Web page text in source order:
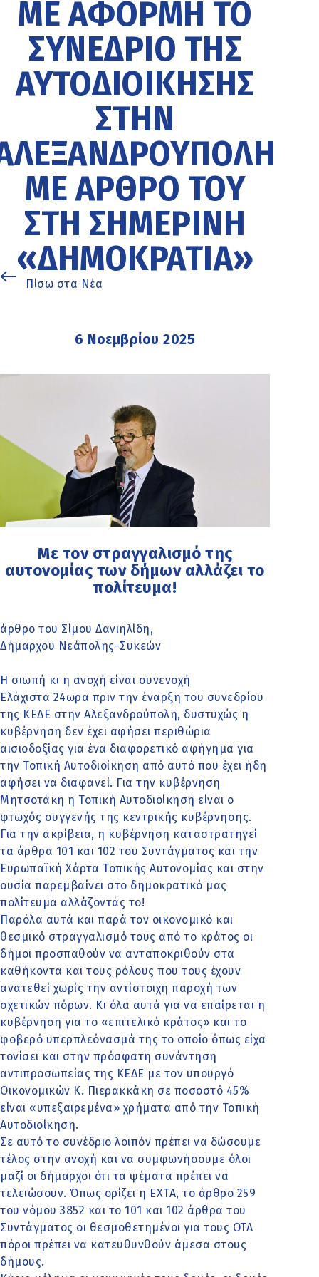
ΜΕ ΑΦΟΡΜΉ ΤΟ
ΣΥΝΈΔΡΙΟ ΤΗΣ
ΑΥΤΟΔΙΟΊΚΗΣΗΣ
ΣΤΗΝ
ΜΕ ΆΡΘΡΟ ΤΟΥ
ΣΤΗ ΣΗΜΕΡΙΝΉ
«ΔΗΜΟΚΡΑΤΊΑ»
Πίσω στα Νέα
6 Νοεμβρίου 2025
Με τον στραγγαλισμό της
αυτονομίας των δήμων αλλάζει το
πολίτευμα!
άρθρο του Σίμου Δανιηλίδη,
Δήμαρχου Νεάπολης-Συκεών
Η σιωπή κι η ανοχή είναι συνενοχή
Ελάχιστα 24ωρα πριν την έναρξη του συνεδρίου
της ΚΕΔΕ στην Αλεξανδρούπολη, δυστυχώς η
κυβέρνηση δεν έχει αφήσει περιθώρια
αισιοδοξίας για ένα διαφορετικό αφήγημα για
την Τοπική Αυτοδιοίκηση από αυτό που έχει ήδη
αφήσει να διαφανεί. Για την κυβέρνηση
Μητσοτάκη η Τοπική Αυτοδιοίκηση είναι ο
φτωχός συγγενής της κεντρικής κυβέρνησης.
Για την ακρίβεια, η κυβέρνηση καταστρατηγεί
τα άρθρα 101 και 102 του Συντάγματος και την
Ευρωπαϊκή Χάρτα Τοπικής Αυτονομίας και στην
ουσία παρεμβαίνει στο δημοκρατικό μας
πολίτευμα αλλάζοντάς το!
Παρόλα αυτά και παρά τον οικονομικό και
θεσμικό στραγγαλισμό τους από το κράτος οι
δήμοι προσπαθούν να ανταποκριθούν στα
καθήκοντα και τους ρόλους που τους έχουν
ανατεθεί χωρίς την αντίστοιχη παροχή των
σχετικών πόρων. Κι όλα αυτά για να επαίρεται η
κυβέρνηση για το «επιτελικό κράτος» και το
φοβερό υπερπλεόνασμά της το οποίο όπως είχα
τονίσει και στην πρόσφατη συνάντηση
αντιπροσωπείας της ΚΕΔΕ με τον υπουργό
Οικονομικών Κ. Πιερακκάκη σε ποσοστό 45%
είναι «υπεξαιρεμένα» χρήματα από την Τοπική
Αυτοδιοίκηση.
Σε αυτό το συνέδριο λοιπόν πρέπει να δώσουμε
τέλος στην ανοχή και να συμφωνήσουμε όλοι
μαζί οι δήμαρχοι ότι τα ψέματα πρέπει να
τελειώσουν. Όπως ορίζει η ΕΧΤΑ, το άρθρο 259
του νόμου 3852 και το 101 και 102 άρθρα του
Συντάγματος οι θεσμοθετημένοι για τους ΟΤΑ
πόροι πρέπει να κατευθυνθούν άμεσα στους
δήμους.